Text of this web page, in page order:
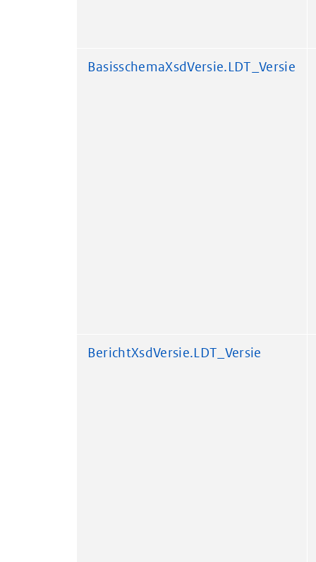
BasisschemaXsdVersie.LDT_Versie
BerichtXsdVersie.LDT_Versie